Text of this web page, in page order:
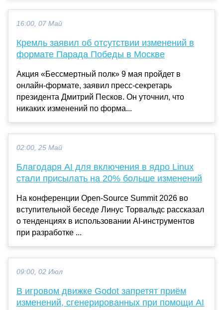
16:00, 07 Май
Кремль заявил об отсутствии изменений в
формате Парада Победы в Москве
Акция «Бессмертный полк» 9 мая пройдет в
онлайн-формате, заявил пресс-секретарь
президента Дмитрий Песков. Он уточнил, что
никаких изменений по форма...
02:00, 25 Май
Благодаря AI для включения в ядро Linux
стали присылать на 20% больше изменений
На конференции Open-Source Summit 2026 во
вступительной беседе Линус Торвальдс рассказал
о тенденциях в использовании AI-инструментов
при разработке ...
09:00, 02 Июл
В игровом движке Godot запретят приём
изменений, сгенерированных при помощи AI